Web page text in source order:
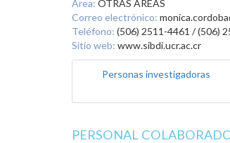
Área: OTRAS AREAS
Correo electrónico:
Teléfono: (506) 2511-4461 / (506)
Sitio web: www.sibdi.ucr.ac.cr
Personas investigadoras
PERSONAL